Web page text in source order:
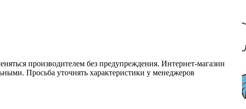
производителем без предупреждения. Интернет-магазин
Просьба уточнять характеристики у менеджеров